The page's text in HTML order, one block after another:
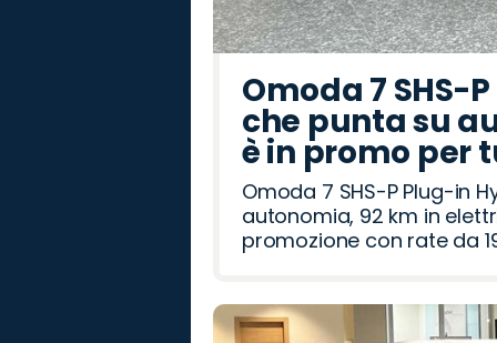
Omoda 7 SHS-
che punta su
è in promo per
Omoda 7 SHS-P Plug-in
autonomia, 92 km in
promozione con rate da